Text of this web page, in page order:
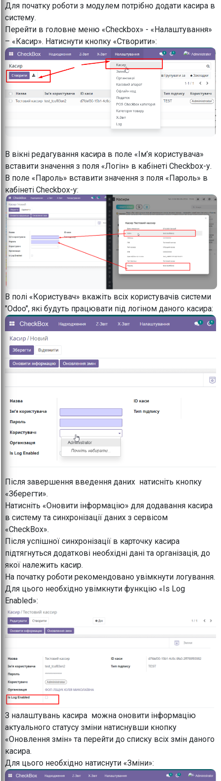
Для початку роботи з модулем потрібно додати касира в
систему.
Перейти в головне меню «Checkbox» - «Налаштування»
– «Касир». Натиснути кнопку «Створити»:
В вікні редагування касира в поле «Ім’я користувача»
вставити значення з поля «Логін» в кабінеті Checkbox-у.
В поле «Пароль» вставити значення з поля «Пароль» в
кабінеті Checkbox-у:
В полі «Користувач» вкажіть всіх користувачів системи
"Odoo", які будуть працювати під логіном даного касира:
Після завершення введення даних натисніть кнопку
«Зберегти».
Натисніть «Оновити інформацію» для додавання касира
в систему та синхронізації даних з сервісом
«CheckBox».
Після успішної синхронізації в карточку касира
підтягнуться додаткові необхідні дані та організація, до
якої належить касир.
На початку роботи рекомендовано увімкнути логування.
Для цього необхідно увімкнути функцію «Is Log
Enabled»:
З налаштувань касира можна оновити інформацію
актуального статусу зміни натиснувши кнопку
«Оновлення змін» та перейти до списку всіх змін даного
касира.
Для цього необхідно натиснути «Зміни»: